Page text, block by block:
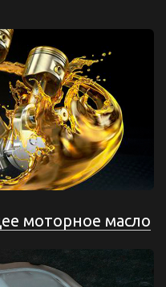
моторное масло